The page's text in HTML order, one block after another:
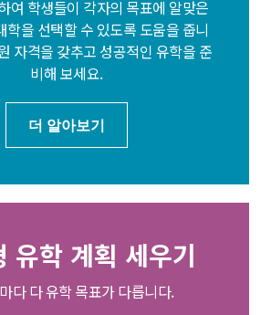
여 학생들이 각자의 목표에 알맞은
학을 선택할 수 있도록 도움을 줍니
자격을 갖추고 성공적인 유학을 준
비해 보세요.
더 알아보기
유학 계획 세우기
다 다 유학 목표가 다릅니다.